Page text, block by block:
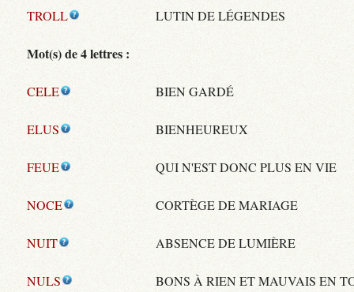
TROLL LUTIN DE LÉGENDES
Mot(s) de 4 lettres :
CELE BIEN GARDÉ
ELUS BIENHEUREUX
FEUE QUI N'EST DONC PLUS EN VIE
NOCE CORTÈGE DE MARIAGE
NUIT ABSENCE DE LUMIÈRE
NULS BONS À RIEN ET MAUVAIS EN